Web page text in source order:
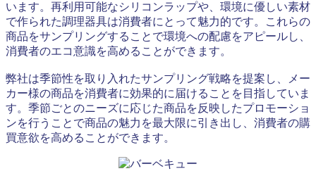
います。再利用可能なシリコンラップや、環境に優しい素材
で作られた調理器具は消費者にとって魅力的です。これらの
商品をサンプリングすることで環境への配慮をアピールし、
消費者のエコ意識を高めることができます。
弊社は季節性を取り入れたサンプリング戦略を提案し、メー
カー様の商品を消費者に効果的に届けることを目指していま
す。季節ごとのニーズに応じた商品を反映したプロモーショ
ンを行うことで商品の魅力を最大限に引き出し、消費者の購
買意欲を高めることができます。